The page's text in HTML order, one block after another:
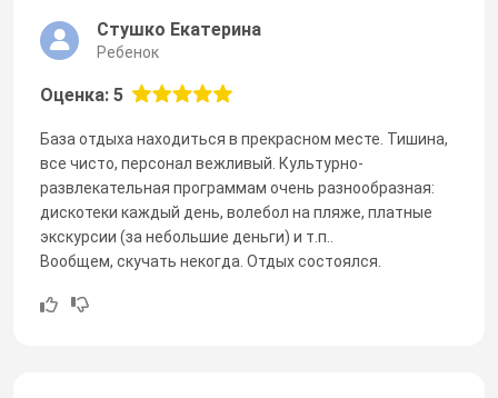
Стушко Екатерина
Ребенок
Оценка: 5
База отдыха находиться в прекрасном месте. Тишина,
все чисто, персонал вежливый. Культурно-
развлекательная программам очень разнообразная:
дискотеки каждый день, волебол на пляже, платные
экскурсии (за небольшие деньги) и т.п..
Вообщем, скучать некогда. Отдых состоялся.